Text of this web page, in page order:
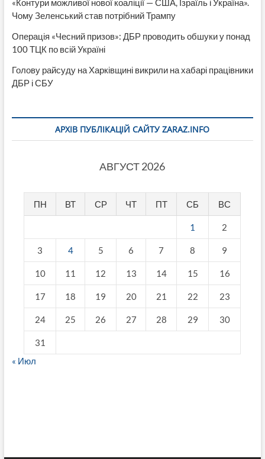
Чому Зеленський став потрібний Трампу
Операція «Чесний призов»: ДБР проводить обшуки у понад
100 ТЦК по всій Україні
Голову райсуду на Харківщині викрили на хабарі працівники
ДБР і СБУ
АРХІВ ПУБЛІКАЦІЙ САЙТУ ZARAZ.INFO
АВГУСТ 2026
ПН ВТ СР ЧТ ПТ СБ ВС
1 2
3 4 5 6 7 8 9
10 11 12 13 14 15 16
17 18 19 20 21 22 23
24 25 26 27 28 29 30
31
« Июл